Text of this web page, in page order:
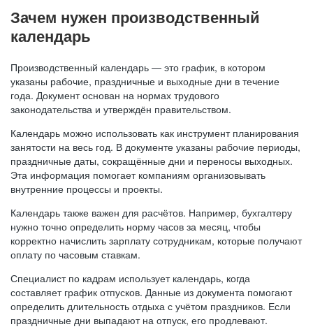
Зачем нужен производственный
календарь
Производственный календарь — это график, в котором
указаны рабочие, праздничные и выходные дни в течение
года. Документ основан на нормах трудового
законодательства и утверждён правительством.
Календарь можно использовать как инструмент планирования
занятости на весь год. В документе указаны рабочие периоды,
праздничные даты, сокращённые дни и переносы выходных.
Эта информация помогает компаниям организовывать
внутренние процессы и проекты.
Календарь также важен для расчётов. Например, бухгалтеру
нужно точно определить норму часов за месяц, чтобы
корректно начислить зарплату сотрудникам, которые получают
оплату по часовым ставкам.
Специалист по кадрам использует календарь, когда
составляет график отпусков. Данные из документа помогают
определить длительность отдыха с учётом праздников. Если
праздничные дни выпадают на отпуск, его продлевают.